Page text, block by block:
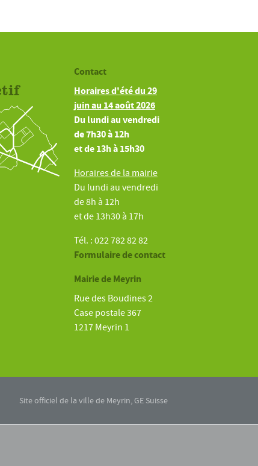
Contact
Horaires d'été du 29
juin au 14 août 2026
Du lundi au vendredi
de 7h30 à 12h
et de 13h à 15h30
Horaires de la mairie
Du lundi au vendredi
de 8h à 12h
et de 13h30 à 17h
Tél. : 022 782 82 82
Formulaire de contact
Mairie de Meyrin
Rue des Boudines 2
Case postale 367
1217 Meyrin 1
Site officiel de la ville de Meyrin, GE Suisse